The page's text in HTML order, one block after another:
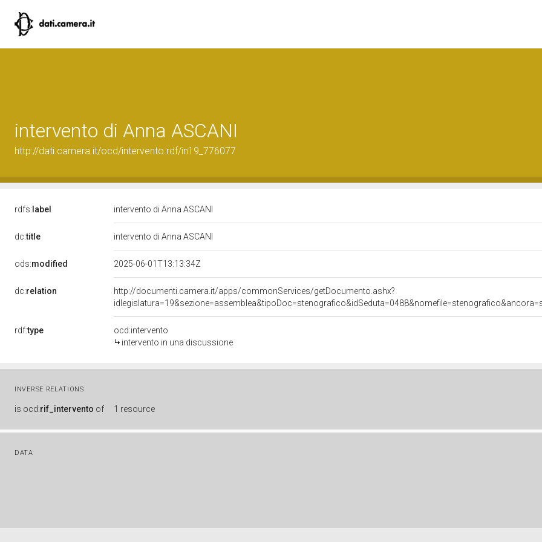
intervento di Anna ASCANI
http://dati.camera.it/ocd/intervento.rdf/in19_776077
rdfs: label intervento di Anna ASCANI
dc:title intervento di Anna ASCANI
ods:modified 2025-06-01T13:13:34Z
dc:relation
http://documenti.camera.it/apps/commonServices/getDocumento.ashx?
rdf:type
ocd:intervento
intervento in una discussione
INVERSE RELATIONS
is ocd:rif_intervento of 1 resource
DATA